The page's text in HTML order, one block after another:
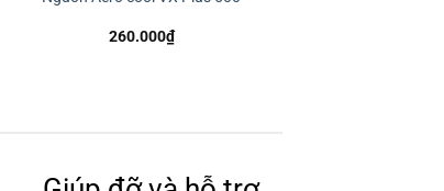
260.000₫